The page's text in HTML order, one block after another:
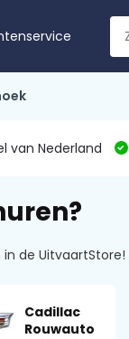
van Nederland
de UitvaartStore!
Cadillac
Rouwauto